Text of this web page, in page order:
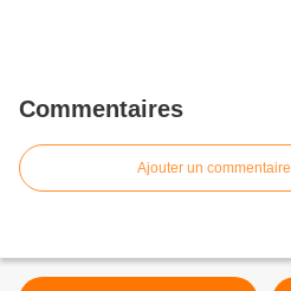
Commentaires
Ajouter un commentaire